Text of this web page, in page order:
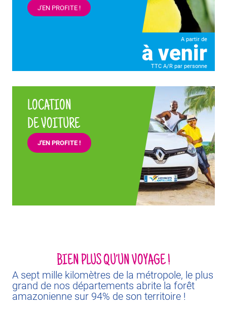
J'EN PROFITE !
A partir de
à venir
TTC A/R par personne
LOCATION
DE VOITURE
J'EN PROFITE !
BIEN PLUS QU’UN VOYAGE !
A sept mille kilomètres de la métropole, le plus
grand de nos départements abrite la forêt
amazonienne sur 94% de son territoire !